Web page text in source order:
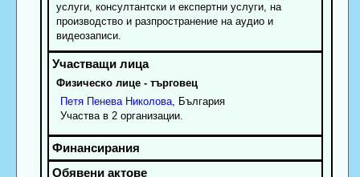
услуги, консултантски и експертни услуги, на
производство и разпространение на аудио и
видеозаписи.
Физическо лице - търговец
Петя Пенева Николова, България
Участва в 2 организации.